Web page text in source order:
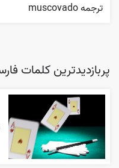
ترجمه muscovado
پربازدیدترین کلمات